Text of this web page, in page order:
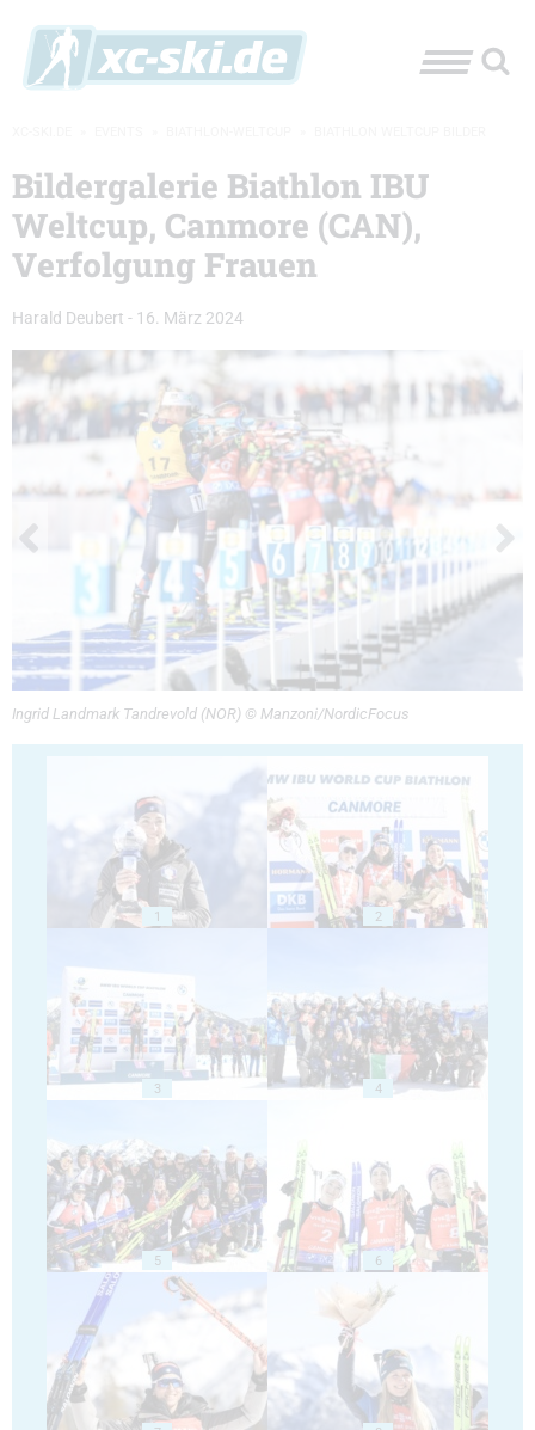
Bildergalerie Biathlon IBU
Weltcup, Canmore (CAN),
Verfolgung Frauen
Harald Deubert - 16. März 2024
Ingrid Landmark Tandrevold (NOR) © Manzoni/NordicFocus
1 2
3 4
5 6